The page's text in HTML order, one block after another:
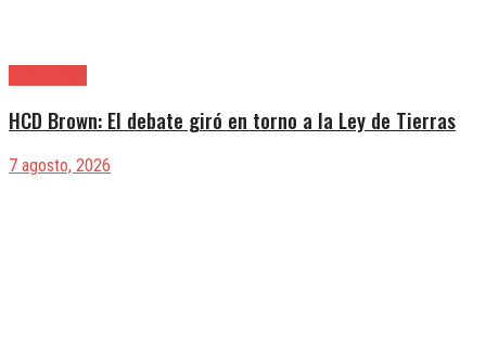
HCD Brown: El debate giró en torno a la Ley de Tierras
7 agosto, 2026